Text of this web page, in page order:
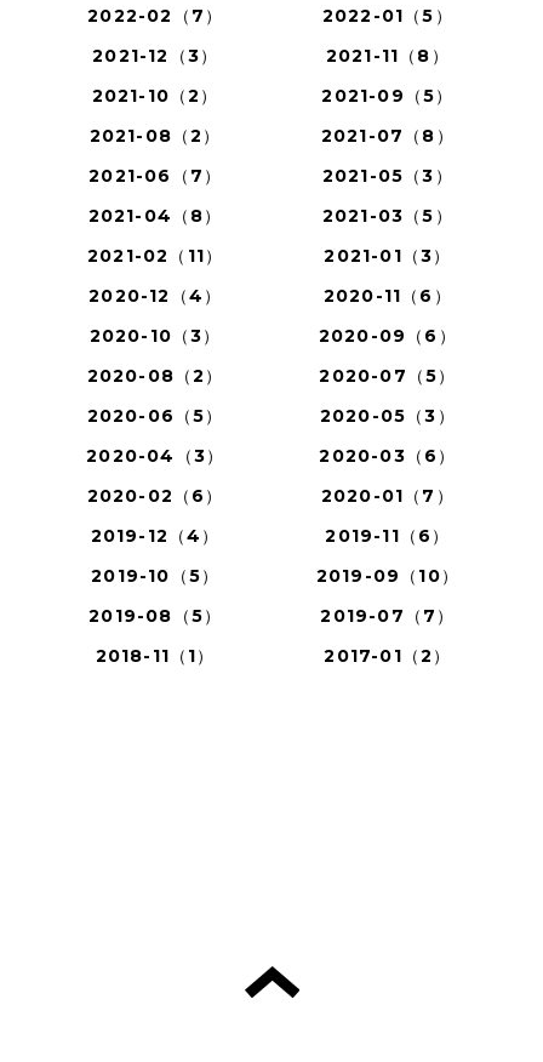
2022-02（7）
2022-01（5）
2021-12（3）
2021-11（8）
2021-10（2）
2021-09（5）
2021-08（2）
2021-07（8）
2021-06（7）
2021-05（3）
2021-04（8）
2021-03（5）
2021-02（11）
2021-01（3）
2020-12（4）
2020-11（6）
2020-10（3）
2020-09（6）
2020-08（2）
2020-07（5）
2020-06（5）
2020-05（3）
2020-04（3）
2020-03（6）
2020-02（6）
2020-01（7）
2019-12（4）
2019-11（6）
2019-10（5）
2019-09（10）
2019-08（5）
2019-07（7）
2018-11（1）
2017-01（2）